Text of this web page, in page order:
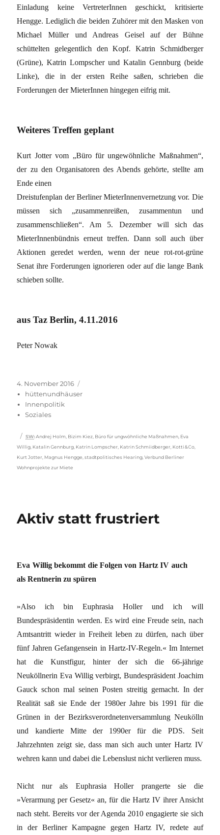
Einladung keine VertreterInnen geschickt, kritisierte
Hengge. Lediglich die beiden Zuhörer mit den Masken von
Michael Müller und Andreas Geisel auf der Bühne
schüttelten gelegentlich den Kopf. Katrin Schmidberger
(Grüne), Katrin Lompscher und Katalin Gennburg (beide
Linke), die in der ersten Reihe saßen, schrieben die
Forderungen der MieterInnen hingegen eifrig mit.
Weiteres Treffen geplant
Kurt Jotter vom „Büro für ungewöhnliche Maßnahmen“,
der zu den Organisatoren des Abends gehörte, stellte am
Ende einen
Dreistufenplan der Berliner MieterInnenvernetzung vor. Die
müssen sich „zusammenreißen, zusammentun und
zusammenschließen“. Am 5. Dezember will sich das
MieterInnenbündnis erneut treffen. Dann soll auch über
Aktionen geredet werden, wenn der neue rot-rot-grüne
Senat ihre Forderungen ignorieren oder auf die lange Bank
schieben sollte.
aus Taz Berlin, 4.11.2016
Peter Nowak
Veröffentlicht
am
4. November 2016
hüttenundhäuser
Innenpolitik
Soziales
Schlagwörter
SW: Andrej Holm, Bizim Kiez, Büro für ungwöhnliche Maßnahmen, Eva
Willig, Katalin Gennburg, Katrin Lompscher, Katrin Schmiidberger, Kotti & Co,
Kurt Jotter, Magnus Hengge,stadtpolitisches Hearing,Verbund Berliner
Wohnprojekte zur Miete
Aktiv statt frustriert
Eva Willig bekommt die Folgen von Hartz IV auch
als Rentnerin zu spüren
»Also ich bin Euphrasia Holler und ich will
Bundespräsidentin werden. Es wird eine Freude sein, nach
Amtsantritt wieder in Freiheit leben zu dürfen, nach über
fünf Jahren Gefangensein in Hartz-IV-Regeln.« Im Internet
hat die Kunstfigur, hinter der sich die 66-jährige
Neuköllnerin Eva Willig verbirgt, Bundespräsident Joachim
Gauck schon mal seinen Posten streitig gemacht. In der
Realität saß sie Ende der 1980er Jahre bis 1991 für die
Grünen in der Bezirksverordnetenversammlung Neukölln
und kandierte Mitte der 1990er für die PDS. Seit
Jahrzehnten zeigt sie, dass man sich auch unter Hartz IV
wehren kann und dabei die Lebenslust nicht verlieren muss.
Nicht nur als Euphrasia Holler prangerte sie die
»Verarmung per Gesetz« an, für die Hartz IV ihrer Ansicht
nach steht. Bereits vor der Agenda 2010 engagierte sie sich
in der Berliner Kampagne gegen Hartz IV, redete auf